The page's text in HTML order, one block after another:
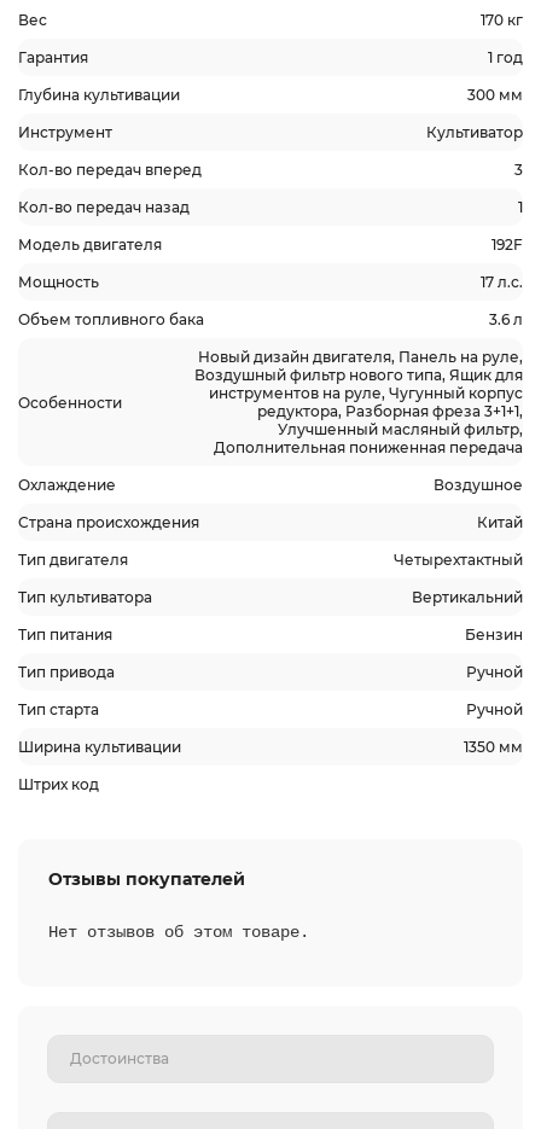
Вес 170 кг
Гарантия 1 год
Глубина культивации 300 мм
Инструмент Культиватор
Кол-во передач вперед 3
Кол-во передач назад 1
Модель двигателя 192F
Мощность 17 л.с.
Объем топливного бака 3.6 л
Особенности
Новый дизайн двигателя, Панель на руле,
Воздушный фильтр нового типа, Ящик для
инструментов на руле, Чугунный корпус
редуктора, Разборная фреза 3+1+1,
Улучшенный масляный фильтр,
Дополнительная пониженная передача
Охлаждение Воздушное
Страна происхождения Китай
Тип двигателя Четырехтактный
Тип культиватора Вертикальний
Тип питания Бензин
Тип привода Ручной
Тип старта Ручной
Ширина культивации 1350 мм
Штрих код
Отзывы покупателей
Нет отзывов об этом товаре.